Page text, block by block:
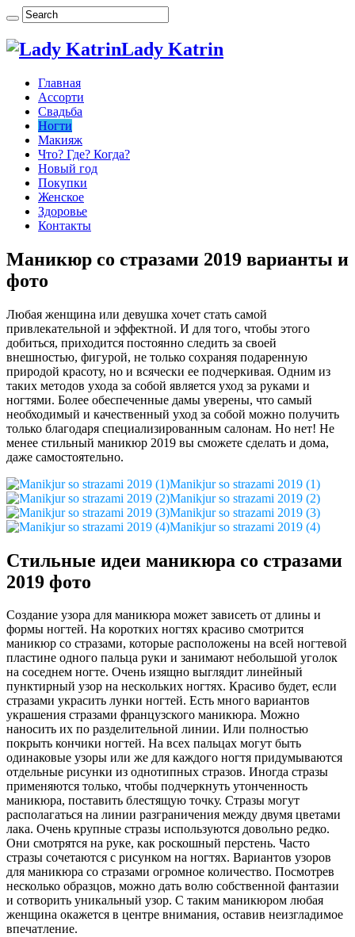
Lady Katrin
Главная
Ассорти
Свадьба
Ногти
Макияж
Что? Где? Когда?
Новый год
Покупки
Женское
Здоровье
Контакты
Маникюр со стразами 2019 варианты и
фото
Любая женщина или девушка хочет стать самой
привлекательной и эффектной. И для того, чтобы этого
добиться, приходится постоянно следить за своей
внешностью, фигурой, не только сохраняя подаренную
природой красоту, но и всячески ее подчеркивая. Одним из
таких методов ухода за собой является уход за руками и
ногтями. Более обеспеченные дамы уверены, что самый
необходимый и качественный уход за собой можно получить
только благодаря специализированным салонам. Но нет! Не
менее стильный маникюр 2019 вы сможете сделать и дома,
даже самостоятельно.
Manikjur so strazami 2019 (1)
Manikjur so strazami 2019 (2)
Manikjur so strazami 2019 (3)
Manikjur so strazami 2019 (4)
Стильные идеи маникюра со стразами
2019 фото
Создание узора для маникюра может зависеть от длины и
формы ногтей. На коротких ногтях красиво смотрится
маникюр со стразами, которые расположены на всей ногтевой
пластине одного пальца руки и занимают небольшой уголок
на соседнем ногте. Очень изящно выглядит линейный
пунктирный узор на нескольких ногтях. Красиво будет, если
стразами украсить лунки ногтей. Есть много вариантов
украшения стразами французского маникюра. Можно
наносить их по разделительной линии. Или полностью
покрыть кончики ногтей. На всех пальцах могут быть
одинаковые узоры или же для каждого ногтя придумываются
отдельные рисунки из однотипных стразов. Иногда стразы
применяются только, чтобы подчеркнуть утонченность
маникюра, поставить блестящую точку. Стразы могут
располагаться на линии разграничения между двумя цветами
лака. Очень крупные стразы используются довольно редко.
Они смотрятся на руке, как роскошный перстень. Часто
стразы сочетаются с рисунком на ногтях. Вариантов узоров
для маникюра со стразами огромное количество. Посмотрев
несколько образцов, можно дать волю собственной фантазии
и сотворить уникальный узор. С таким маникюром любая
женщина окажется в центре внимания, оставив неизгладимое
впечатление.